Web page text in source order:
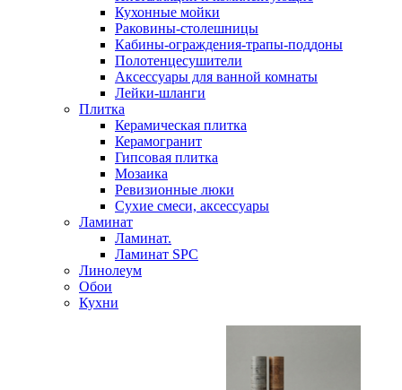
Кухонные мойки
Раковины-столешницы
Кабины-ограждения-трапы-поддоны
Полотенцесушители
Аксессуары для ванной комнаты
Лейки-шланги
Плитка
Керамическая плитка
Керамогранит
Гипсовая плитка
Мозаика
Ревизионные люки
Сухие смеси, аксессуары
Ламинат
Ламинат.
Ламинат SPC
Линолеум
Обои
Кухни